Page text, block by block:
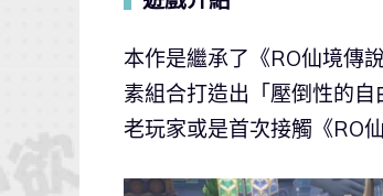
本作是繼承了《RO仙境傳
素組合打造出「壓倒性的
老玩家或是首次接觸《RO